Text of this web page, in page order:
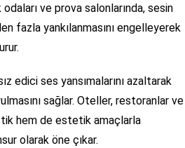
odaları ve prova salonlarında, sesin
fazla yankılanmasını engelleyerek
edici ses yansımalarını azaltarak
sağlar. Oteller, restoranlar ve
hem de estetik amaçlarla
olarak öne çıkar.